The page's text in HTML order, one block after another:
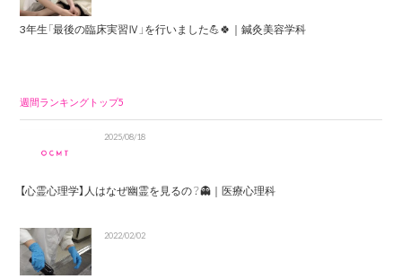
3年生「最後の臨床実習Ⅳ」を行いました💪🍀｜鍼灸美容学科
週間ランキングトップ5
2025/08/18
【心霊心理学】人はなぜ幽霊を見るの？👻｜医療心理科
2022/02/02